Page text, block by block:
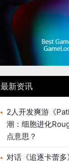
最新资讯
2人开发爽游《
潮：细胞进化
点意思？
对话《追逐卡蕾